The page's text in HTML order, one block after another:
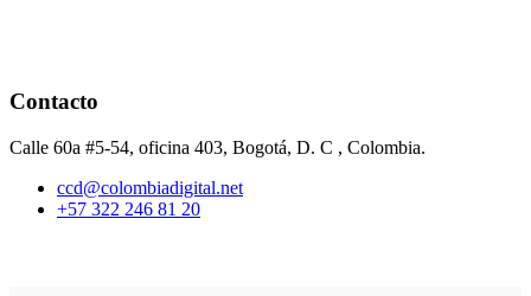
Contacto
Calle 60a #5-54, oficina 403, Bogotá, D. C , Colombia.
ccd@colombiadigital.net
+57 322 246 81 20